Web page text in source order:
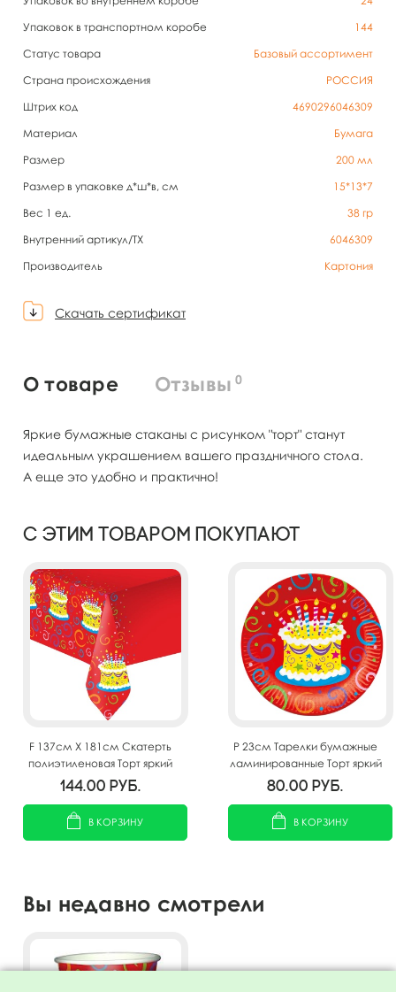
Упаковок в транспортном коробе
144
Статус товара
Базовый ассортимент
Страна происхождения
РОССИЯ
Штрих код
4690296046309
Материал
Бумага
Размер
200 мл
Размер в упаковке д*ш*в, см
15*13*7
Вес 1 ед.
38 гр
Внутренний артикул/TX
6046309
Производитель
Картония
Скачать сертификат
О товаре Отзывы 0
Яркие бумажные стаканы с рисунком "торт" станут
идеальным украшением вашего праздничного стола.
А еще это удобно и практично!
С этим товаром покупают
F 137см X 181см Скатерть
полиэтиленовая Торт яркий
144.00 руб.
В КОРЗИНУ
P 23см Тарелки бумажные
ламинированные Торт яркий
6шт
80.00 руб.
В КОРЗИНУ
Вы недавно смотрели